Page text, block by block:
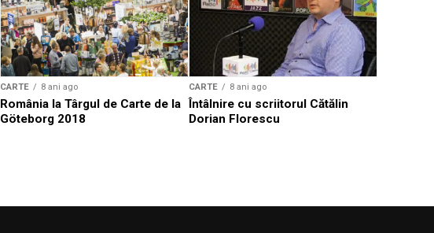
CARTE 8 ani ago
România la Târgul de Carte de la
Göteborg 2018
CARTE 8 ani ago
Întâlnire cu scriitorul Cătălin
Dorian Florescu